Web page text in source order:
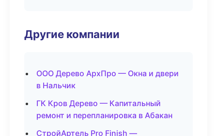
Другие компании
ООО Дерево АрхПро — Окна и двери
в Нальчик
ГК Кров Дерево — Капитальный
ремонт и перепланировка в Абакан
СтройАртель Pro Finish —